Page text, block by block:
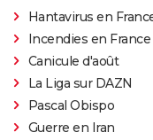
Hantavirus en
Incendies en France
Canicule d'août
La Liga sur DAZN
Pascal Obispo
Guerre en Iran